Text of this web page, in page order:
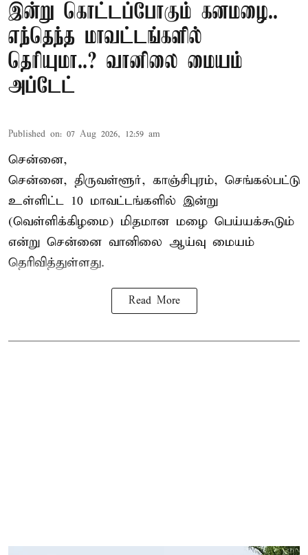
இன்று கொட்டப்போகும் கனமழை..
எந்தெந்த மாவட்டங்களில்
தெரியுமா..? வானிலை மையம்
அப்டேட்
Published on: 07 Aug 2026, 12:59 am
சென்னை,
சென்னை, திருவள்ளூர், காஞ்சிபுரம், செங்கல்பட்டு
உள்ளிட்ட 10 மாவட்டங்களில் இன்று
(வெள்ளிக்கிழமை) மிதமான மழை பெய்யக்கூடும்
என்று சென்னை வானிலை ஆய்வு மையம்
தெரிவித்துள்ளது.
Read More